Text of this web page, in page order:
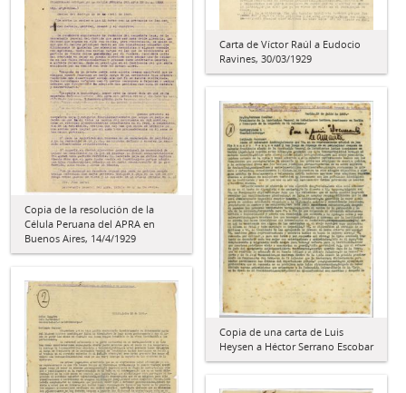
Carta de Víctor Raúl a Eudocio
Ravines, 30/03/1929
Copia de la resolución de la
Célula Peruana del APRA en
Buenos Aires, 14/4/1929
Copia de una carta de Luis
Heysen a Héctor Serrano Escobar